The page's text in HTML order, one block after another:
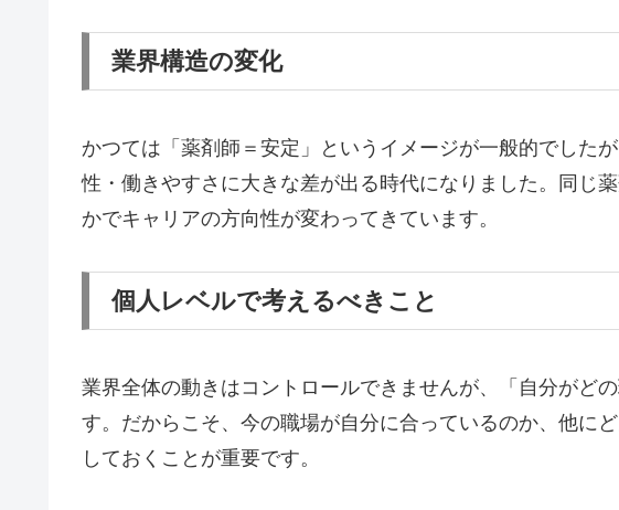
業界構造の変化
かつては「薬剤師＝安定」というイメージが一般的でした
性・働きやすさに大きな差が出る時代になりました。同じ
かでキャリアの方向性が変わってきています。
個人レベルで考えるべきこと
業界全体の動きはコントロールできませんが、「自分がど
す。だからこそ、今の職場が自分に合っているのか、他に
しておくことが重要です。